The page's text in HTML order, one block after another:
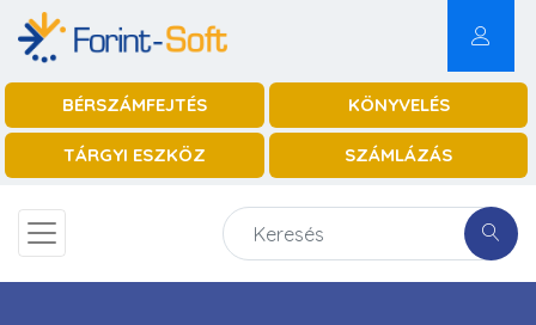
BÉRSZÁMFEJTÉS KÖNYVELÉS
TÁRGYI ESZKÖZ SZÁMLÁZÁS